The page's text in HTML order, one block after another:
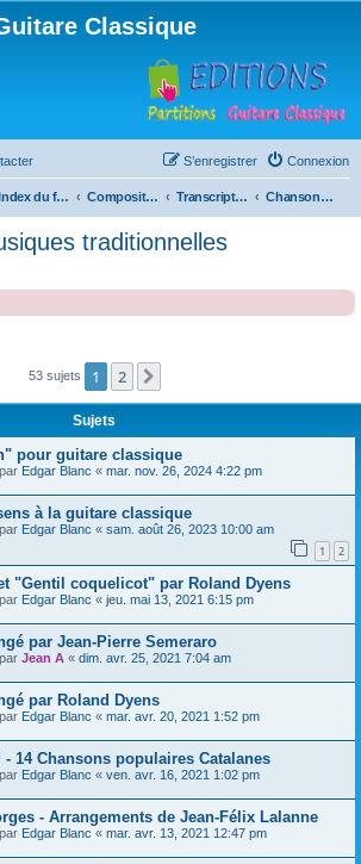
Classique
Connexion
S’enregistrer
Index du forum Compositions Transcriptions et arrangements Chansons et musiques traditionnelles
traditionnelles
53 sujets 1 2
Sujets
pour guitare classique
Edgar Blanc « mar. nov. 26, 2024 4:22 pm
à la guitare classique
Edgar Blanc « sam. août 26, 2023 10:00 am
1 2
"Gentil coquelicot" par Roland Dyens
Edgar Blanc « jeu. mai 13, 2021 6:15 pm
par Jean-Pierre Semeraro
Jean A « dim. avr. 25, 2021 7:04 am
par Roland Dyens
Edgar Blanc « mar. avr. 20, 2021 1:52 pm
14 Chansons populaires Catalanes
Edgar Blanc « ven. avr. 16, 2021 1:02 pm
- Arrangements de Jean-Félix Lalanne
Edgar Blanc « mar. avr. 13, 2021 12:47 pm